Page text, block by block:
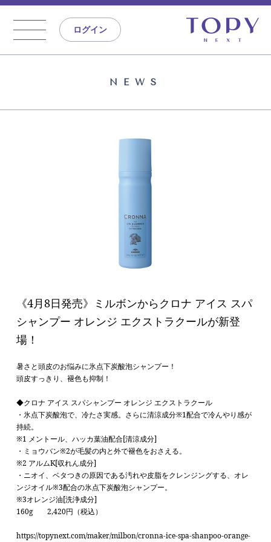
ログイン
NEWS
《4月8日発売》ミルボンからクロナ アイス スパ
シャンプー オレンジ エクストラクールが新登
場！
暑さと頭皮のお悩みに氷点下炭酸泡シャンプー！
頭皮すっきり、褪色も抑制！
◆クロナ アイス スパシャンプー オレンジ エクストラクール
・氷点下炭酸泡で、冷たさ実感。さらに清涼成分※1配合で冷んやり感が
持続。
※1 メントール、ハッカ葉油配合[清涼成分]
・ミョウバン※2が毛髪の内と外で褪色をおさえる。
※2 アルムK[収れん成分]
・ニオイ、ベタつきの原因である汚れや皮脂をクレンジングする、オレ
ンジオイル※3配合の氷点下炭酸泡シャンプー。
※3オレンジ油[洗浄成分]
160g 2,420円（税込）
https://topynext.com/maker/milbon/cronna-ice-spa-shanpoo-orange-